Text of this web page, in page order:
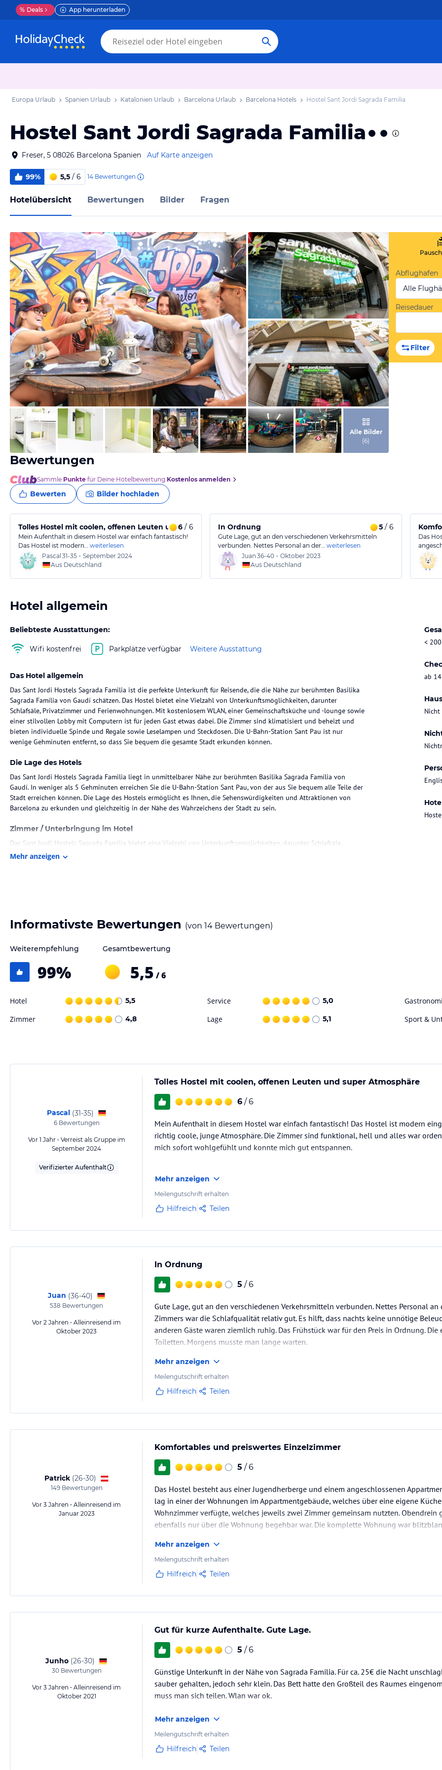
% Deals App herunterladen
Europa Urlaub Spanien Urlaub Katalonien Urlaub Barcelona Urlaub Barcelona Hotels Hostel Sant Jordi Sagrada Familia
Hostel Sant Jordi Sagrada Familia
Freser, 5 08026 Barcelona Spanien Auf Karte anzeigen
99% 5,5 / 6 14 Bewertungen
Hotelübersicht Bewertungen Bilder Fragen
von Expedia
von Expedia
von Expedia
Alle Bilder
(6)
Abflughafen
Alle
Reisedauer
Filter
Bewertungen
Sammle Punkte für Deine Hotelbewertung.Kostenlos anmelden
Bewerten Bilder hochladen
Tolles Hostel mit coolen, offenen Leuten und super Atmosphäre
6 / 6
Mein Aufenthalt in diesem Hostel war einfach fantastisch!
Das Hostel ist modern… weiterlesen
Pascal 31-35 • September 2024
Aus Deutschland
In Ordnung 5/ 6
Gute Lage, gut an den verschiedenen Verkehrsmitteln
verbunden. Nettes Personal an der… weiterlesen
Juan 36-40 • Oktober 2023
Aus Deutschland
Das
Hotel allgemein
Beliebteste Ausstattungen:
Wifi kostenfrei Parkplätze verfügbar Weitere Ausstattung
< 200
ab
Das Hotel allgemein
Das Sant Jordi Hostels Sagrada Familia ist die perfekte Unterkunft für Reisende, die die Nähe zur berühmten Basilika
Sagrada Família von Gaudí schätzen. Das Hostel bietet eine Vielzahl von Unterkunftsmöglichkeiten, darunter
Schlafsäle, Privatzimmer und Ferienwohnungen. Mit kostenlosem WLAN, einer Gemeinschaftsküche und -lounge sowie
einer stilvollen Lobby mit Computern ist für jeden Gast etwas dabei. Die Zimmer sind klimatisiert und beheizt und
bieten individuelle Spinde und Regale sowie Leselampen und Steckdosen. Die U-Bahn-Station Sant Pau ist nur
wenige Gehminuten entfernt, so dass Sie bequem die gesamte Stadt erkunden können.
Die Lage des Hotels
Das Sant Jordi Hostels Sagrada Familia liegt in unmittelbarer Nähe zur berühmten Basilika Sagrada Família von
Gaudí. In weniger als 5 Gehminuten erreichen Sie die U-Bahn-Station Sant Pau, von der aus Sie bequem alle Teile der
Stadt erreichen können. Die Lage des Hostels ermöglicht es Ihnen, die Sehenswürdigkeiten und Attraktionen von
Barcelona zu erkunden und gleichzeitig in der Nähe des Wahrzeichens der Stadt zu sein.
Zimmer / Unterbringung im Hotel
Das Sant Jordi Hostels Sagrada Familia bietet eine Vielzahl von Unterkunftsmöglichkeiten, darunter Schlafsäle,
Privatzimmer und Ferienwohnungen. Die Schlafsäle und Dreibettzimmer befinden sich im Hostelbereich und sind
Das Sant Jordi Hostels Sagrada Familia verfügt über eine Gemeinschaftsküche, in der Sie Ihre eigenen Mahlzeiten
zubereiten können. Darüber hinaus gibt es in der Umgebung des Hostels eine Vielzahl von Restaurants und Cafés, in
Sport und Unterhaltung
Das Sant Jordi Hostels Sagrada Familia bietet eine einzigartige Freizeitaktivität - eine kleine Skateboardrampe im
Gemeinschaftslounge, in der Sie sich mit anderen Gästen treffen und entspannen können.
Hinweis:
Verfasst von HolidayCheck mit Hilfe von KI. Alle Angaben ohne Gewähr. Bitte lies vor der Buchung die
Mehr anzeigen
Informativste Bewertungen (von 14 Bewertungen)
Weiterempfehlung
99%
Gesamtbewertung
5,5 / 6
Hotel 5,5 Service 5,0
Zimmer 4,8 Lage 5,1 Sport &
Pascal (31-35)
6Bewertungen
Vor 1 Jahr • Verreist als Gruppe im
September 2024
Verifizierter Aufenthalt
Tolles Hostel mit coolen, offenen Leuten und super Atmosphäre
6 / 6
Mein Aufenthalt in diesem Hostel war einfach fantastisch! Das Hostel ist modern
richtig coole, junge Atmosphäre. Die Zimmer sind funktional, hell und alles war
mich sofort wohlgefühlt und konnte mich gut entspannen.
super offen und freundlich. Es war leicht, mit anderen Reisenden ins Gespräch zu
Leute…
Mehr anzeigen
Meilengutschrift erhalten
Hilfreich Teilen
Juan (36-40)
538 Bewertungen
Vor 2 Jahren • Alleinreisend im
Oktober 2023
In Ordnung
5 / 6
Gute Lage, gut an den verschiedenen Verkehrsmitteln verbunden. Nettes Personal an
Zimmers war die Schlafqualität relativ gut. Es hilft, dass nachts keine unnötige
anderen Gäste waren ziemlich ruhig. Das Frühstück war für den Preis in Ordnung.
Toiletten. Morgens musste man lange warten.
Mehr anzeigen
Meilengutschrift erhalten
Hilfreich Teilen
Patrick (26-30)
149Bewertungen
Vor 3 Jahren • Alleinreisend im
Januar 2023
Komfortables und preiswertes Einzelzimmer
5 / 6
Das Hostel besteht aus einer Jugendherberge und einem angeschlossenen
lag in einer der Wohnungen im Appartmentgebäude, welches über eine eigene
Wohnzimmer verfügte, welches jeweils zwei Zimmer gemeinsam nutzten. Obendrein
ebenfalls nur über die Wohnung begehbar war. Die komplette Wohnung war
Mehr anzeigen
Meilengutschrift erhalten
Hilfreich Teilen
Junho (26-30)
30Bewertungen
Vor 3 Jahren • Alleinreisend im
Oktober 2021
Gut für kurze Aufenthalte. Gute Lage.
5 / 6
Günstige Unterkunft in der Nähe von Sagrada Familia. Für ca. 25€ die Nacht
sauber gehalten, jedoch sehr klein. Das Bett hatte den Großteil des Raumes
muss man sich teilen. Wlan war ok.
Mehr anzeigen
Meilengutschrift erhalten
Hilfreich Teilen